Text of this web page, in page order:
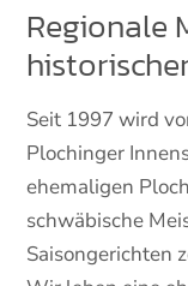
Regionale
Seit 1997 wird
Plochinger
ehemaligen
schwäbische
Saisongerichten